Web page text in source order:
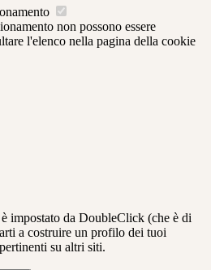
non possono essere
l'elenco nella pagina della cookie
impostato da DoubleClick (che è di
a costruire un profilo dei tuoi
su altri siti.